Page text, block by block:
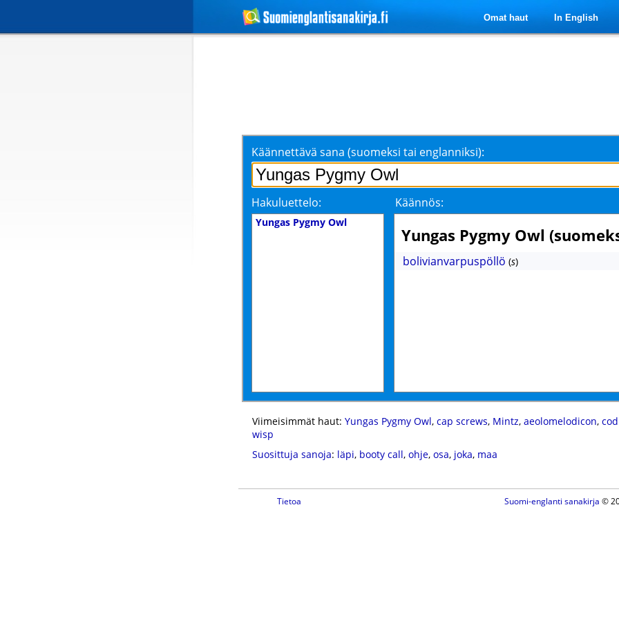
Omat haut In English
Käännettävä sana (suomeksi tai englanniksi):
Hakuluettelo: Käännös:
Yungas Pygmy Owl
Yungas Pygmy Owl
bolivianvarpuspöllö (s)
Viimeisimmät haut: Yungas Pygmy Owl, cap screws, Mintz, aeolomelodicon,
wisp
Suosittuja sanoja: läpi, booty call, ohje, osa, joka, maa
Tietoa Suomi-englanti sanakirja ©